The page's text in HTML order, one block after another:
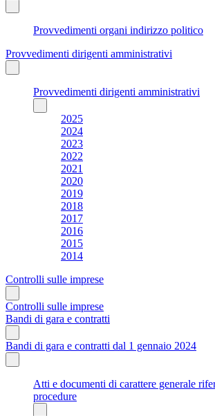
Provvedimenti organi indirizzo politico
Provvedimenti dirigenti amministrativi
Provvedimenti dirigenti amministrativi
2025
2024
2023
2022
2021
2020
2019
2018
2017
2016
2015
2014
Controlli sulle imprese
Controlli sulle imprese
Bandi di gara e contratti
Bandi di gara e contratti dal 1 gennaio 2024
Atti e documenti di carattere generale
procedure